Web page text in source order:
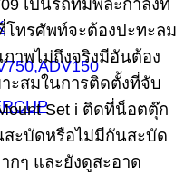
เป็นรถที่มีพละกำลังที่
โทรศัพท์จะต้องปะทะลม
าพไม่ถึงจริงมีอันต้อง
ะสมในการติดตั้งที่จับ
Set i ติดที่น็อตตุ๊ก
ะบัดหรือไม่มีกันสะบัด
กๆ และยังดูสะอาด